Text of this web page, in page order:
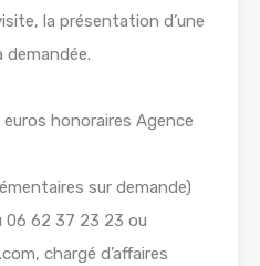
la présentation d’une
demandée.
honoraires Agence
sur demande)
06 62 37 23 23 ou
chargé d’affaires